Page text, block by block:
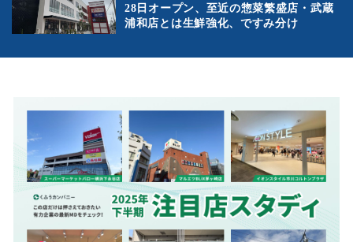
28日オープン、至近の惣菜繁盛店・武蔵
浦和店とは生鮮強化、ですみ分け